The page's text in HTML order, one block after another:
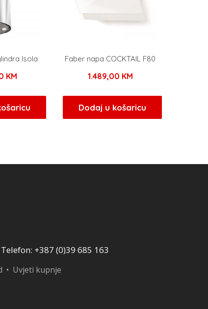
Isola
KM
Faber napa COCKTAIL F80
1.489,00 KM
Dodaj u košaricu
+387 (0)39 685 163
• Uvjeti kupnje